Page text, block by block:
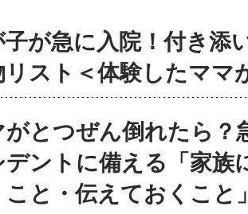
子が急に入院！付き添
リスト＜体験したママ
がとつぜん倒れたら？
デントに備える「家族
こと・伝えておくこと